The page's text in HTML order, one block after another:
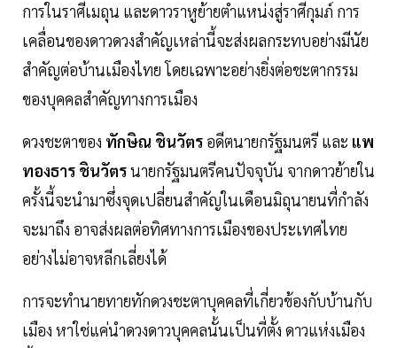
การในราศีเมถุน และดาวราหูย้ายตำแหน่งสู่ราศีกุมภ์ การ
เคลื่อนของดาวดวงสำคัญเหล่านี้จะส่งผลกระทบอย่างมีนัย
สำคัญต่อบ้านเมืองไทย โดยเฉพาะอย่างยิ่งต่อชะตากรรม
ของบุคคลสำคัญทางการเมือง
ดวงชะตาของ ทักษิณ ชินวัตร อดีตนายกรัฐมนตรี และ แพ
ทองธาร ชินวัตรนายกรัฐมนตรีคนปัจจุบัน จากดาวย้ายใน
ครั้งนี้จะนำมาซึ่งจุดเปลี่ยนสำคัญในเดือนมิถุนายนที่กำลัง
จะมาถึง อาจส่งผลต่อทิศทางการเมืองของประเทศไทย
อย่างไม่อาจหลีกเลี่ยงได้
การจะทำนายทายทักดวงชะตาบุคคลที่เกี่ยวข้องกับบ้านกับ
เมือง หาใช่แค่นำดวงดาวบุคคลนั้นเป็นที่ตั้ง ดาวแห่งเมือง